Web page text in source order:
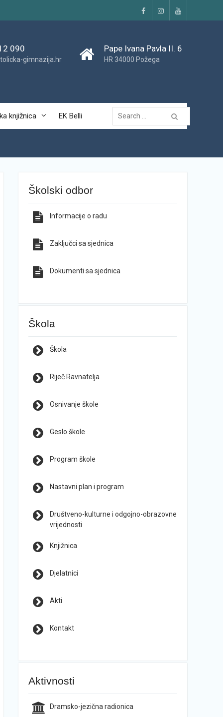
FacebookInstagramYouTube
090
gimnazija.hr
Pape Ivana Pavla II. 6
HR 34000 Požega
knjižnica EK Belli
Traži...
Školski odbor
Informacije o radu
Zaključci sa sjednica
Dokumenti sa sjednica
Škola
Škola
Riječ Ravnatelja
Osnivanje škole
Geslo škole
Program škole
Nastavni plan i program
Društveno-kulturne i odgojno-obrazovne
vrijednosti
Knjižnica
Djelatnici
Akti
Kontakt
Aktivnosti
Dramsko-jezična radionica